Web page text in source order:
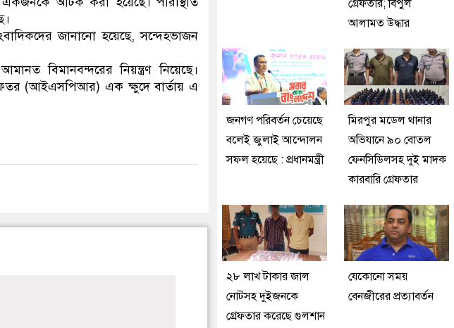
জানানো হয়েছে, সন্দেহভাজন
বিমানবন্দরের নিয়ন্ত্রণ নিয়েছে।
(আইএসপিআর) এক ক্ষুদে বার্তায় এ
গ্রেফতার; বিপুল
আলামত উদ্ধার
জনগণ পরিবর্তন চেয়েছে
বলেই জুলাই আন্দোলন
সফল হয়েছে : প্রধানমন্ত্রী
মিরপুর মডেল থানার
অভিযানে ৯০ বোতল
ফেনসিডিলসহ দুই মাদক
কারবারি গ্রেফতার
২৮ লাখ টাকার জাল
নোটসহ দুইজনকে
গ্রেফতার করেছে গুলশান
যেকোনো সময়
বেনজীরের প্রত্যাবর্তন